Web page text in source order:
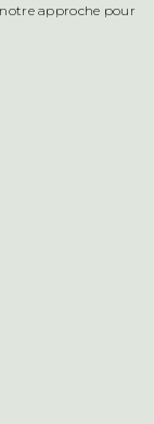
approche pour
sur
Immobilier